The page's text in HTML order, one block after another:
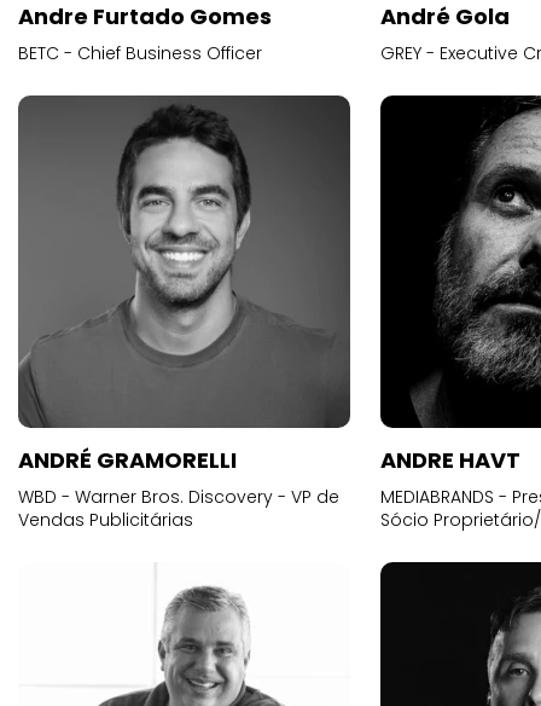
Andre Furtado Gomes
BETC - Chief Business Officer
André Gola
GREY - Executive
ANDRÉ GRAMORELLI
WBD - Warner Bros. Discovery - VP de
Vendas Publicitárias
ANDRE HAVT
MEDIABRANDS -
Sócio